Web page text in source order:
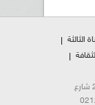
الثالثة
© 2026 الإذاعة الجزائرية. كل الحقوق محفوظة | 21 شارع